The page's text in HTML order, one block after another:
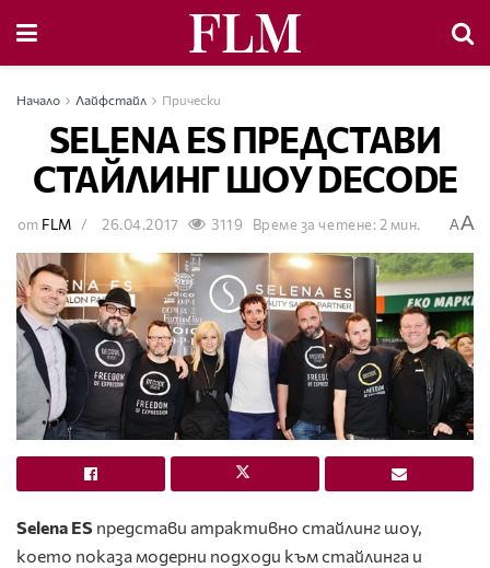
Начало Лайфстайл Прически
SELENA ES ПРЕДСТАВИ
СТАЙЛИНГ ШОУ DECODE
от FLM 26.04.2017 3119 Време за четене: 2 мин. AA
Selena ES представи атрактивно стайлинг шоу,
което показа модерни подходи към стайлинга и